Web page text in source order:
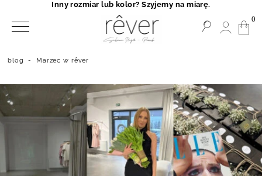
blog - Marzec w rêver
0
Inny rozmiar lub kolor? Szyjemy na miarę.